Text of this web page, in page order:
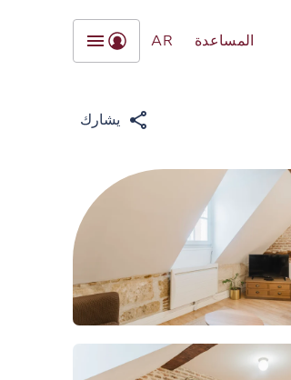
المساعدة AR
يشارك